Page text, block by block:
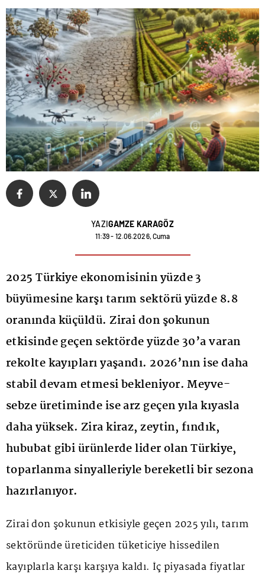
YAZIGAMZE KARAGÖZ
11:39 - 12.06.2026, Cuma
2025 Türkiye ekonomisinin yüzde 3
büyümesine karşı tarım sektörü yüzde 8.8
oranında küçüldü. Zirai don şokunun
etkisinde geçen sektörde yüzde 30’a varan
rekolte kayıpları yaşandı. 2026’nın ise daha
stabil devam etmesi bekleniyor. Meyve-
sebze üretiminde ise arz geçen yıla kıyasla
daha yüksek. Zira kiraz, zeytin, fındık,
hububat gibi ürünlerde lider olan Türkiye,
toparlanma sinyalleriyle bereketli bir sezona
hazırlanıyor.
Zirai don şokunun etkisiyle geçen 2025 yılı, tarım
sektöründe üreticiden tüketiciye hissedilen
kayıplarla karşı karşıya kaldı. İç piyasada fiyatlar